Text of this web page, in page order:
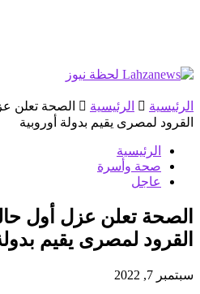
الرئيسية الرئيسية
الصحة تعلن
القرود لمصرى يقيم بدولة أوروبية
الرئيسية
صحة وأسرة
عاجل
الصحة تعلن عزل أول
القرود لمصرى يقيم
سبتمبر 7, 2022